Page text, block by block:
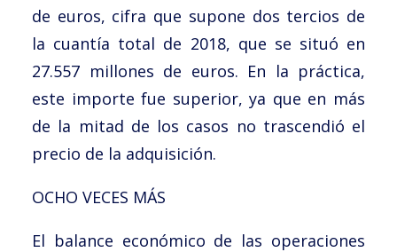
de euros, cifra que supone dos tercios de
la cuantía total de 2018, que se situó en
27.557 millones de euros. En la práctica,
este importe fue superior, ya que en más
de la mitad de los casos no trascendió el
precio de la adquisición.
OCHO VECES MÁS
El balance económico de las operaciones